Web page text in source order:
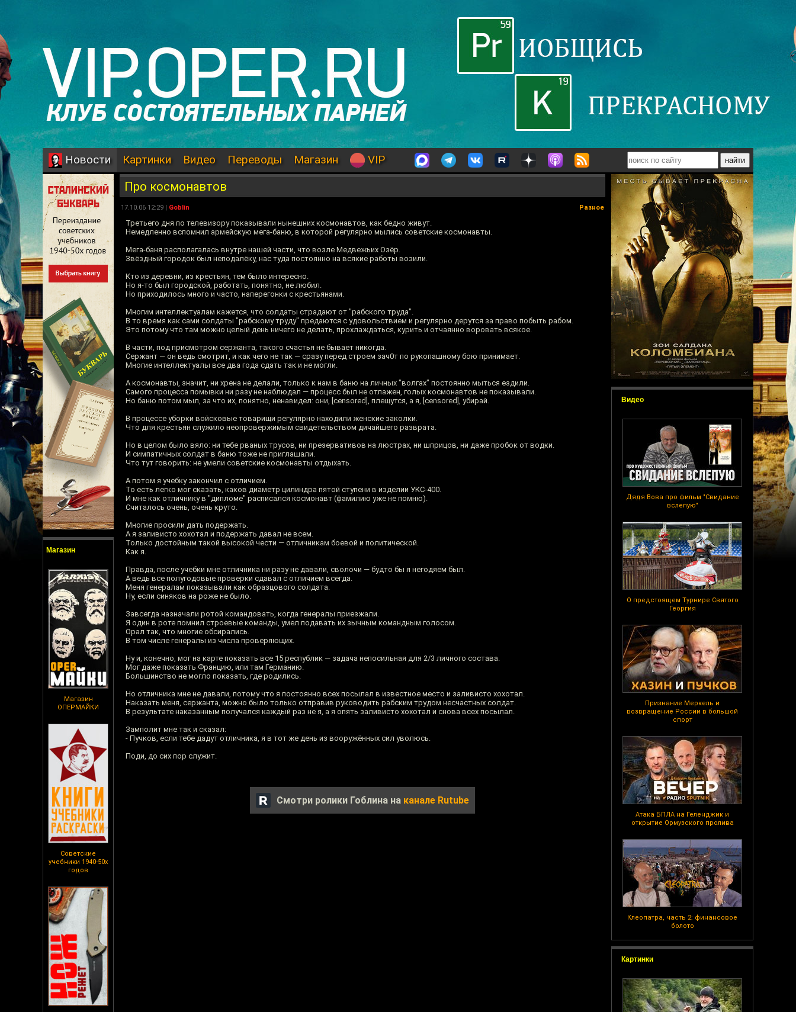
Новости Картинки Видео Переводы Магазин VIP
Магазин
Магазин
ОПЕРМАЙКИ
Советские
учебники 1940-50х
годов
Видео
Дядя Вова про фильм "Свидание
вслепую"
О предстоящем Турнире Святого
Георгия
Признание Меркель и
возвращение России в большой
спорт
Атака БПЛА на Геленджик и
открытие Ормузского пролива
Клеопатра, часть 2: финансовое
болото
Картинки
Про космонавтов
17.10.06 12:29 | Goblin Разное
Третьего дня по телевизору показывали нынешних космонавтов, как бедно живут.
Немедленно вспомнил армейскую мега-баню, в которой регулярно мылись советские космонавты.
Мега-баня располагалась внутре нашей части, что возле Медвежьих Озёр.
Звёздный городок был неподалёку, нас туда постоянно на всякие работы возили.
Кто из деревни, из крестьян, тем было интересно.
Но я-то был городской, работать, понятно, не любил.
Но приходилось много и часто, наперегонки с крестьянами.
Многим интеллектуалам кажется, что солдаты страдают от "рабского труда".
В то время как сами солдаты "рабскому труду" предаются с удовольствием и регулярно дерутся за право побыть рабом.
Это потому что там можно целый день ничего не делать, прохлаждаться, курить и отчаянно воровать всякое.
В части, под присмотром сержанта, такого счастья не бывает никогда.
Сержант — он ведь смотрит, и как чего не так — сразу перед строем зач0т по рукопашному бою принимает.
Многие интеллектуалы все два года сдать так и не могли.
А космонавты, значит, ни хрена не делали, только к нам в баню на личных "волгах" постоянно мыться ездили.
Самого процесса помывки ни разу не наблюдал — процесс был не отлажен, голых космонавтов не показывали.
Но баню потом мыл, за что их, понятно, ненавидел: они, [censored], плещутся, а я, [censored], убирай.
В процессе уборки войсковые товарищи регулярно находили женские заколки.
Что для крестьян служило неопровержимым свидетельством дичайшего разврата.
Но в целом было вяло: ни тебе рваных трусов, ни презервативов на люстрах, ни шприцов, ни даже пробок от водки.
И симпатичных солдат в баню тоже не приглашали.
Что тут говорить: не умели советские космонавты отдыхать.
А потом я учебку закончил с отличием.
То есть легко мог сказать, каков диаметр цилиндра пятой ступени в изделии УКС-400.
И мне как отличнику в "дипломе" расписался космонавт (фамилию уже не помню).
Считалось очень, очень круто.
Многие просили дать подержать.
А я заливисто хохотал и подержать давал не всем.
Только достойным такой высокой чести — отличникам боевой и политической.
Как я.
Правда, после учебки мне отличника ни разу не давали, сволочи — будто бы я негодяем был.
А ведь все полугодовые проверки сдавал с отличием всегда.
Меня генералам показывали как образцового солдата.
Ну, если синяков на роже не было.
Завсегда назначали ротой командовать, когда генералы приезжали.
Я один в роте помнил строевые команды, умел подавать их зычным командным голосом.
Орал так, что многие обсирались.
В том числе генералы из числа проверяющих.
Ну и, конечно, мог на карте показать все 15 республик — задача непосильная для 2/3 личного состава.
Мог даже показать Францию, или там Германию.
Большинство не могло показать, где родились.
Но отличника мне не давали, потому что я постоянно всех посылал в известное место и заливисто хохотал.
Наказать меня, сержанта, можно было только отправив руководить рабским трудом несчастных солдат.
В результате наказанным получался каждый раз не я, а я опять заливисто хохотал и снова всех посылал.
Замполит мне так и сказал:
- Пучков, если тебе дадут отличника, я в тот же день из вооружённых сил уволюсь.
Поди, до сих пор служит.
Смотри ролики Гоблина на канале Rutube